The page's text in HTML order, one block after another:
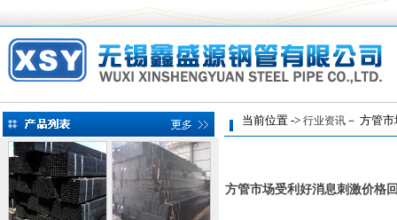
当前位置 -> 行业资讯 － 方管
方管市场受利好消息刺激价格